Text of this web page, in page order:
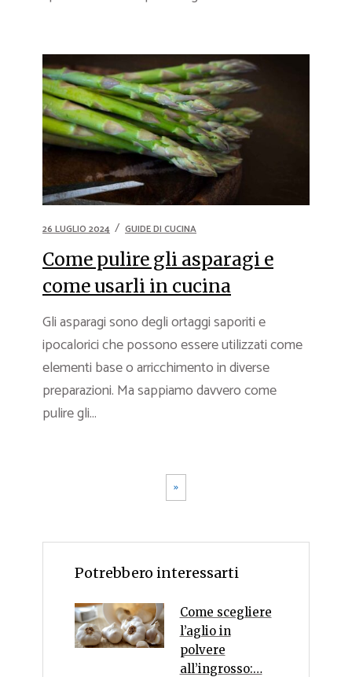
26 LUGLIO 2024 GUIDE DI CUCINA
Come pulire gli asparagi e
come usarli in cucina
Gli asparagi sono degli ortaggi saporiti e
ipocalorici che possono essere utilizzati come
elementi base o arricchimento in diverse
preparazioni. Ma sappiamo davvero come
pulire gli...
»
Potrebbero interessarti
Come scegliere
l’aglio in
polvere
all’ingrosso:…